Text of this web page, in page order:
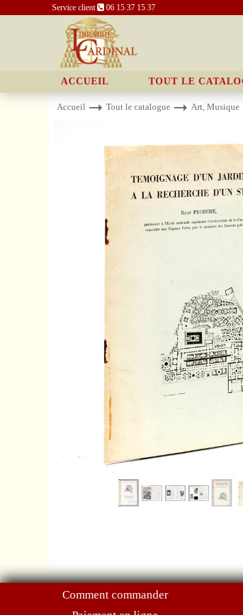
Service client 06 15 37 15 37
ACCUEIL TOUT LE
Accueil Tout le catalogue Art, Musique
Comment commander